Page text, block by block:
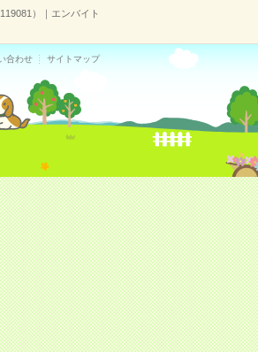
）｜エンバイト
合わせ サイトマップ